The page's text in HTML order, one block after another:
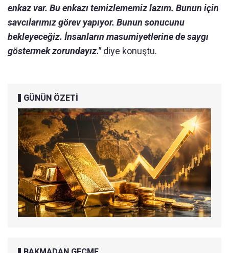
enkaz var. Bu enkazı temizlememiz lazım. Bunun için
savcılarımız görev yapıyor. Bunun sonucunu
bekleyeceğiz. İnsanların masumiyetlerine de saygı
göstermek zorundayız."diye konuştu.
GÜNÜN ÖZETİ